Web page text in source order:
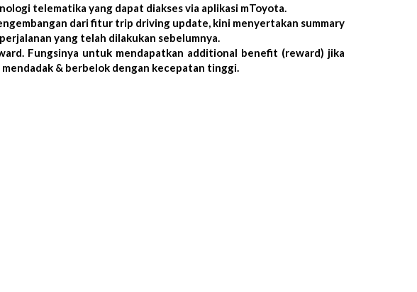
telematika yang dapat diakses via aplikasi mToyota.
dari fitur trip driving update, kini menyertakan summary
yang telah dilakukan sebelumnya.
Fungsinya untuk mendapatkan additional benefit (reward) jika
& berbelok dengan kecepatan tinggi.